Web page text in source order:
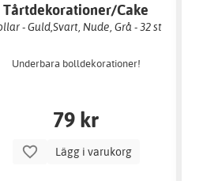
Tårtdekorationer/Cake
topper
- Guld,Svart, Nude, Grå - 32 st
Underbara bolldekorationer!
79 kr
Lägg i varukorg